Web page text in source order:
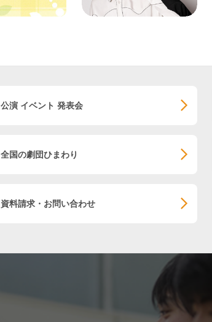
公演 イベント 発表会
全国の劇団ひまわり
資料請求・お問い合わせ